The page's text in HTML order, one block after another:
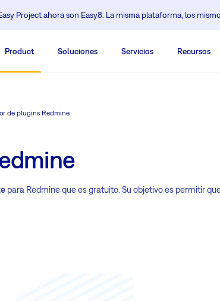
Project ahora son Easy8. La misma plataforma, los
Product Soluciones Servicios Recursos
de plugins Redmine
para Redmine que es gratuito. Su objetivo es permitir